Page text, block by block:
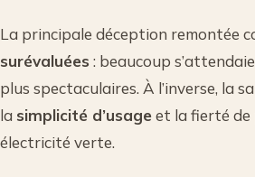
La principale déception remontée
surévaluées : beaucoup
plus spectaculaires. À l’inverse, la
la simplicité d’usageet la fierté
électricité verte.